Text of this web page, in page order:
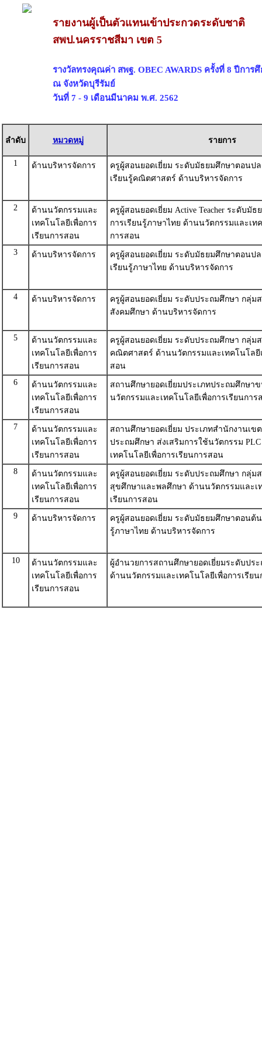
รายงานผู้เป็นตัวแทนเข้าประกวดระดับชาติ
สพป.นครราชสีมา เขต 5
รางวัลทรงคุณค่า สพฐ. OBEC AWARDS ครั้งที่ 8 ปีการ
ณ จังหวัดบุรีรัมย์
วันที่ 7 - 9 เดือนมีนาคม พ.ศ. 2562
ลำดับ หมวดหมู่ รายการ
1 ด้านบริหารจัดการ
ครูผู้สอนยอดเยี่ยม ระดับมัธยมศึกษาตอนป
เรียนรู้คณิตศาสตร์ ด้านบริหารจัดการ
2
ด้านนวัตกรรมและ
เทคโนโลยีเพื่อการ
เรียนการสอน
ครูผู้สอนยอดเยี่ยม Active Teacher ระดับมั
การเรียนรู้ภาษาไทย ด้านนวัตกรรมและเท
การสอน
3
ด้านบริหารจัดการ
ครูผู้สอนยอดเยี่ยม ระดับมัธยมศึกษาตอนป
เรียนรู้ภาษาไทย ด้านบริหารจัดการ
4 ด้านบริหารจัดการ
ครูผู้สอนยอดเยี่ยม ระดับประถมศึกษา กลุ่ม
สังคมศึกษา ด้านบริหารจัดการ
5
ด้านนวัตกรรมและ
เทคโนโลยีเพื่อการ
เรียนการสอน
ครูผู้สอนยอดเยี่ยม ระดับประถมศึกษา กลุ่ม
คณิตศาสตร์ ด้านนวัตกรรมและเทคโนโลยี
สอน
6
ด้านนวัตกรรมและ
เทคโนโลยีเพื่อการ
เรียนการสอน
สถานศึกษายอดเยี่ยมประเภทประถมศึกษา
นวัตกรรมและเทคโนโลยีเพื่อการเรียนการ
7
ด้านนวัตกรรมและ
เทคโนโลยีเพื่อการ
เรียนการสอน
สถานศึกษายอดเยี่ยม ประเภทสำนักงานเข
ประถมศึกษา ส่งเสริมการใช้นวัตกรรม
เทคโนโลยีเพื่อการเรียนการสอน
8
ด้านนวัตกรรมและ
เทคโนโลยีเพื่อการ
เรียนการสอน
ครูผู้สอนยอดเยี่ยม ระดับประถมศึกษา กลุ่ม
สุขศึกษาและพลศึกษา ด้านนวัตกรรมและเ
เรียนการสอน
9
ด้านบริหารจัดการ
ครูผู้สอนยอดเยี่ยม ระดับมัธยมศึกษาตอนต้
รู้ภาษาไทย ด้านบริหารจัดการ
10
ด้านนวัตกรรมและ
เทคโนโลยีเพื่อการ
เรียนการสอน
ผู้อำนวยการสถานศึกษายอดเยี่ยมระดับปร
ด้านนวัตกรรมและเทคโนโลยีเพื่อการเรีย